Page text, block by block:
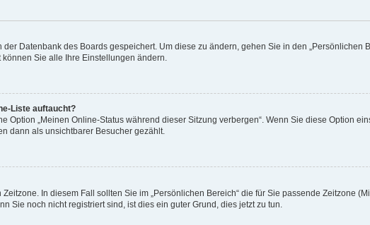
Datenbank des Boards gespeichert. Um diese zu ändern, gehen Sie in den „Persönlichen
Sie alle Ihre Einstellungen ändern.
Liste auftaucht?
„Meinen Online-Status während dieser Sitzung verbergen“. Wenn Sie diese Option
dann als unsichtbarer Besucher gezählt.
In diesem Fall sollten Sie im „Persönlichen Bereich“ die für Sie passende Zeitzone
Sie noch nicht registriert sind, ist dies ein guter Grund, dies jetzt zu tun.